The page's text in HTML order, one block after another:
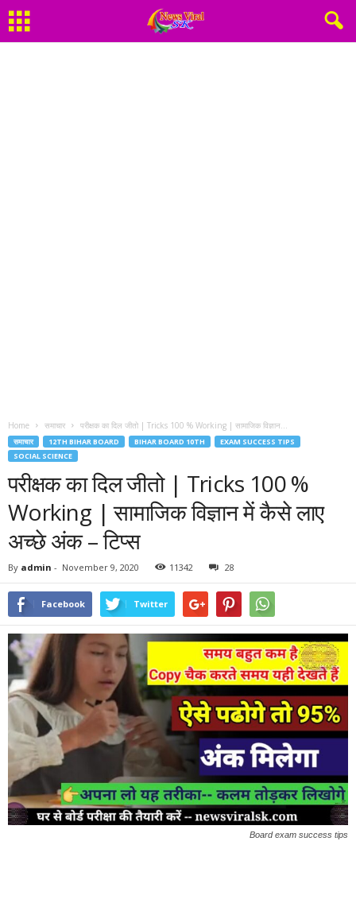
Home समाचार परीक्षक का दिल जीतो | Tricks 100 % Working | सामाजिक विज्ञान...
समाचार 12TH BIHAR BOARD BIHAR BOARD 10TH
EXAM SUCCESS TIPS
SOCIAL SCIENCE
परीक्षक का दिल जीतो | Tricks 100 %
Working | सामाजिक विज्ञान में कैसे लाए
अच्छे अंक – टिप्स
By admin - November 9, 2020 11342 28
Facebook Twitter
Board exam success tips